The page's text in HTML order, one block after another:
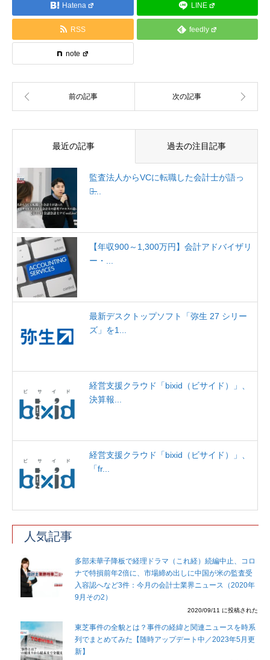
Hatena LINE
RSS feedly
note
最近の記事 過去の注目記事
監査法人からVCに転職した会計士が語っ
た̶...
【年収900～1,300万円】会計アドバイザリ
ー・...
最新デスクトップソフト「弥生 27 シリー
ズ」を1...
経営支援クラウド「bixid（ビサイド）」、
決算報...
経営支援クラウド「bixid（ビサイド）」、
「fr...
人気記事
多部未華子降板で経理ドラマ（これ経）続編中止、コロ
ナで特損前年2倍に、市場締め出しに中国が米の監査受
入容認へなど3件：今月の会計士業界ニュース（2020年
9月その2）
2020/09/11 に投稿された
東芝事件の全貌とは？事件の経緯と関連ニュースを時系
列でまとめてみた【随時アップデート中／2023年5月更
新】